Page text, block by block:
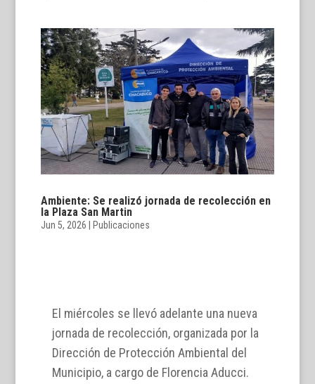
Ambiente: Se realizó jornada de recolección en
la Plaza San Martin
Jun 5, 2026 Publicaciones
El miércoles se llevó adelante una nueva
jornada de recolección, organizada por la
Dirección de Protección Ambiental del
Municipio, a cargo de Florencia Aducci.